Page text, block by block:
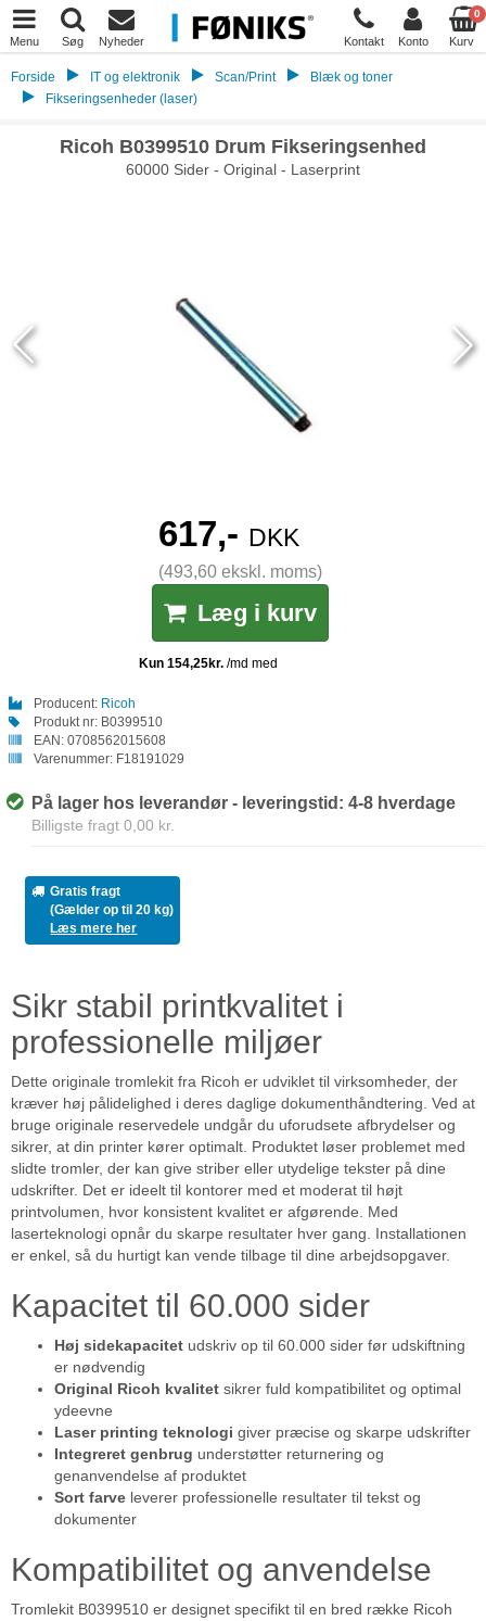
Menu Søg Nyheder Kontakt Konto
0
Kurv
Forside IT og elektronik Scan/Print
Blæk og toner
Fikseringsenheder (laser)
Ricoh B0399510 Drum Fikseringsenhed
60000 Sider - Original - Laserprint
617,- DKK
(493,60 ekskl. moms)
Læg i kurv
Producent: Ricoh
Produkt nr: B0399510
EAN: 0708562015608
Varenummer: F18191029
På lager hos leverandør - leveringstid: 4-8 hverdage
Billigste fragt 0,00 kr.
Gratis fragt
(Gælder op til 20 kg)
Læs mere her
Sikr stabil printkvalitet i
professionelle miljøer
Dette originale tromlekit fra Ricoh er udviklet til virksomheder, der
kræver høj pålidelighed i deres daglige dokumenthåndtering. Ved at
bruge originale reservedele undgår du uforudsete afbrydelser og
sikrer, at din printer kører optimalt. Produktet løser problemet med
slidte tromler, der kan give striber eller utydelige tekster på dine
udskrifter. Det er ideelt til kontorer med et moderat til højt
printvolumen, hvor konsistent kvalitet er afgørende. Med
laserteknologi opnår du skarpe resultater hver gang. Installationen
er enkel, så du hurtigt kan vende tilbage til dine arbejdsopgaver.
Kapacitet til 60.000 sider
Høj sidekapacitet udskriv op til 60.000 sider før udskiftning
er nødvendig
Original Ricoh kvalitet sikrer fuld kompatibilitet og optimal
ydeevne
Laser printing teknologi giver præcise og skarpe udskrifter
Integreret genbrug understøtter returnering og
genanvendelse af produktet
Sort farve leverer professionelle resultater til tekst og
dokumenter
Kompatibilitet og anvendelse
Tromlekit B0399510 er designet specifikt til en bred række Ricoh